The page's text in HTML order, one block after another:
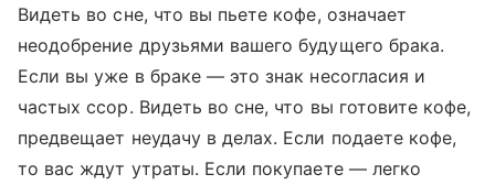
Видеть во сне, что вы пьете кофе, означает
неодобрение друзьями вашего будущего брака.
Если вы уже в браке — это знак несогласия и
частых ссор. Видеть во сне, что вы готовите кофе,
предвещает неудачу в делах. Если подаете кофе,
то вас ждут утраты. Если покупаете — легко